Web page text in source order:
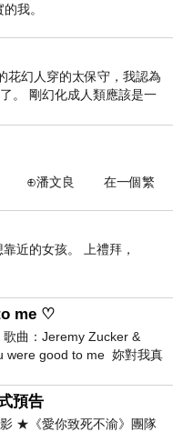
我。
幻人穿的太保守，我認為
。 剛幻化成人類應該是一
創不出
一個繁
近的女孩。 上禮拜，
me ♡
歌曲：Jeremy Zucker &
were good to me 妳對我真
預告
★《愛你致死不渝》團隊